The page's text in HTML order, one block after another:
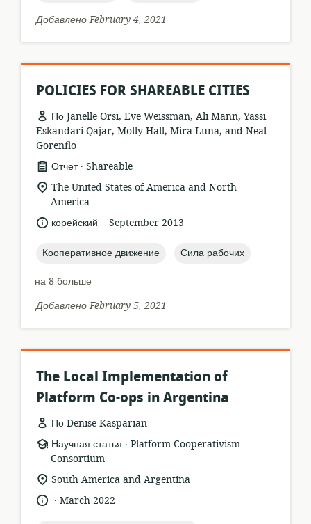
Добавлено February 4, 2021
POLICIES FOR SHAREABLE CITIES
По Janelle Orsi, Eve Weissman, Ali Mann, Yassi
Eskandari-Qajar, Molly Hall, Mira Luna, and Neal
Gorenflo
формат
ресурса:
Отчет .
издатель:
Shareable
актуальное
местонахождение:
The United States of America and North
America
язык:корейский .
опубликовано
September 2013
topic:
Кооперативное движение topic:
Сила рабочих
на 8 больше
Добавлено February 5, 2021
The Local Implementation of
Platform Co-ops in Argentina
По Denise Kasparian
формат
ресурса:
Научная статья .
издатель:
Platform Cooperativism
Consortium
актуальное
местонахождение:
South America and Argentina
язык:.
опубликовано
March 2022